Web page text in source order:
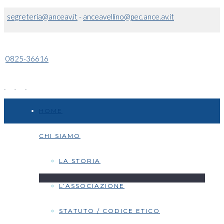
segreteria@anceav.it- anceavellino@pec.ance.av.it
0825-36616
CHI SIAMO
LA STORIA
L’ASSOCIAZIONE
STATUTO / CODICE ETICO